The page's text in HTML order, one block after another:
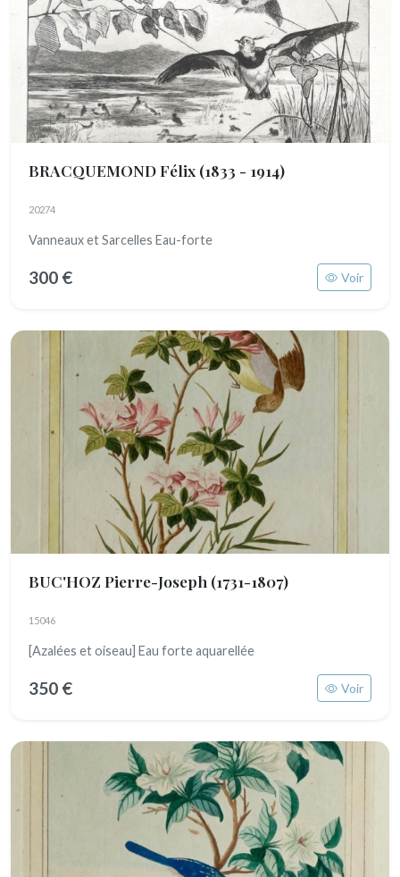
BRACQUEMOND Félix (1833 - 1914)
20274
Vanneaux et Sarcelles Eau-forte
300 € Voir
BUC'HOZ Pierre-Joseph (1731-1807)
15046
[Azalées et oiseau] Eau forte aquarellée
350 € Voir